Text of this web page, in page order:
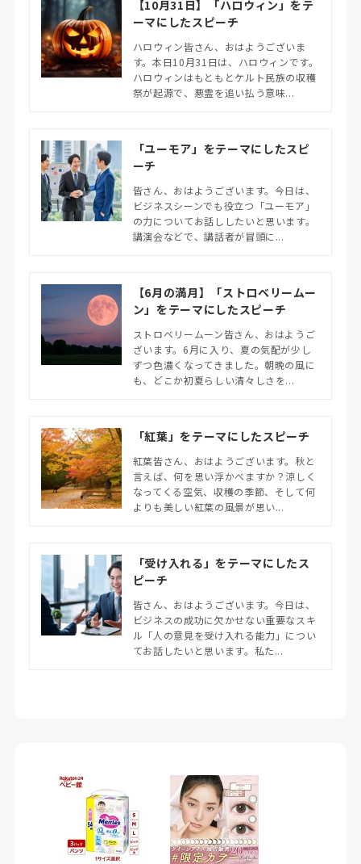
【10月31日】「ハロウィン」をテ
ーマにしたスピーチ
ハロウィン皆さん、おはようございま
す。本日10月31日は、ハロウィンです。
ハロウィンはもともとケルト民族の収穫
祭が起源で、悪霊を追い払う意味...
「ユーモア」をテーマにしたスピ
ーチ
皆さん、おはようございます。今日は、
ビジネスシーンでも役立つ「ユーモア」
の力についてお話ししたいと思います。
講演会などで、講話者が冒頭に...
【6月の満月】「ストロベリームー
ン」をテーマにしたスピーチ
ストロベリームーン皆さん、おはようご
ざいます。6月に入り、夏の気配が少し
ずつ色濃くなってきました。朝晩の風に
も、どこか初夏らしい清々しさを...
「紅葉」をテーマにしたスピーチ
紅葉皆さん、おはようございます。秋と
言えば、何を思い浮かべますか？涼しく
なってくる空気、収穫の季節、そして何
よりも美しい紅葉の風景が思い...
「受け入れる」をテーマにしたス
ピーチ
皆さん、おはようございます。今日は、
ビジネスの成功に欠かせない重要なスキ
ル「人の意見を受け入れる能力」につい
てお話したいと思います。私た...